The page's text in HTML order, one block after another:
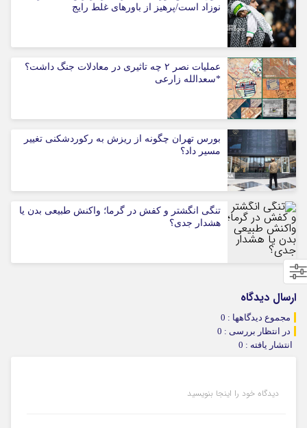
نوزاد است/پرهیز از باورهای غلط رایج
عملیات نصر ۲ چه تاثیری در معادلات جنگ داشت؟
*سعدالله زارعی
بورس تهران چگونه از ریزش به رکوردشکنی تغییر
مسیر داد؟
تنگی انگشتر و کفش در گرما؛ واکنش طبیعی بدن یا
هشدار جدی؟
ارسال دیدگاه
مجموع دیدگاهها : 0
در انتظار بررسی : 0
انتشار یافته : 0
دیدگاه خود را اینجا بنویسید